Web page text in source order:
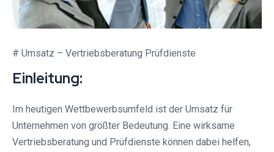
# Umsatz – Vertriebsberatung Prüfdienste
Einleitung:
Im heutigen Wettbewerbsumfeld ist der Umsatz für
Unternehmen von größter Bedeutung. Eine wirksame
Vertriebsberatung und Prüfdienste können dabei helfen,